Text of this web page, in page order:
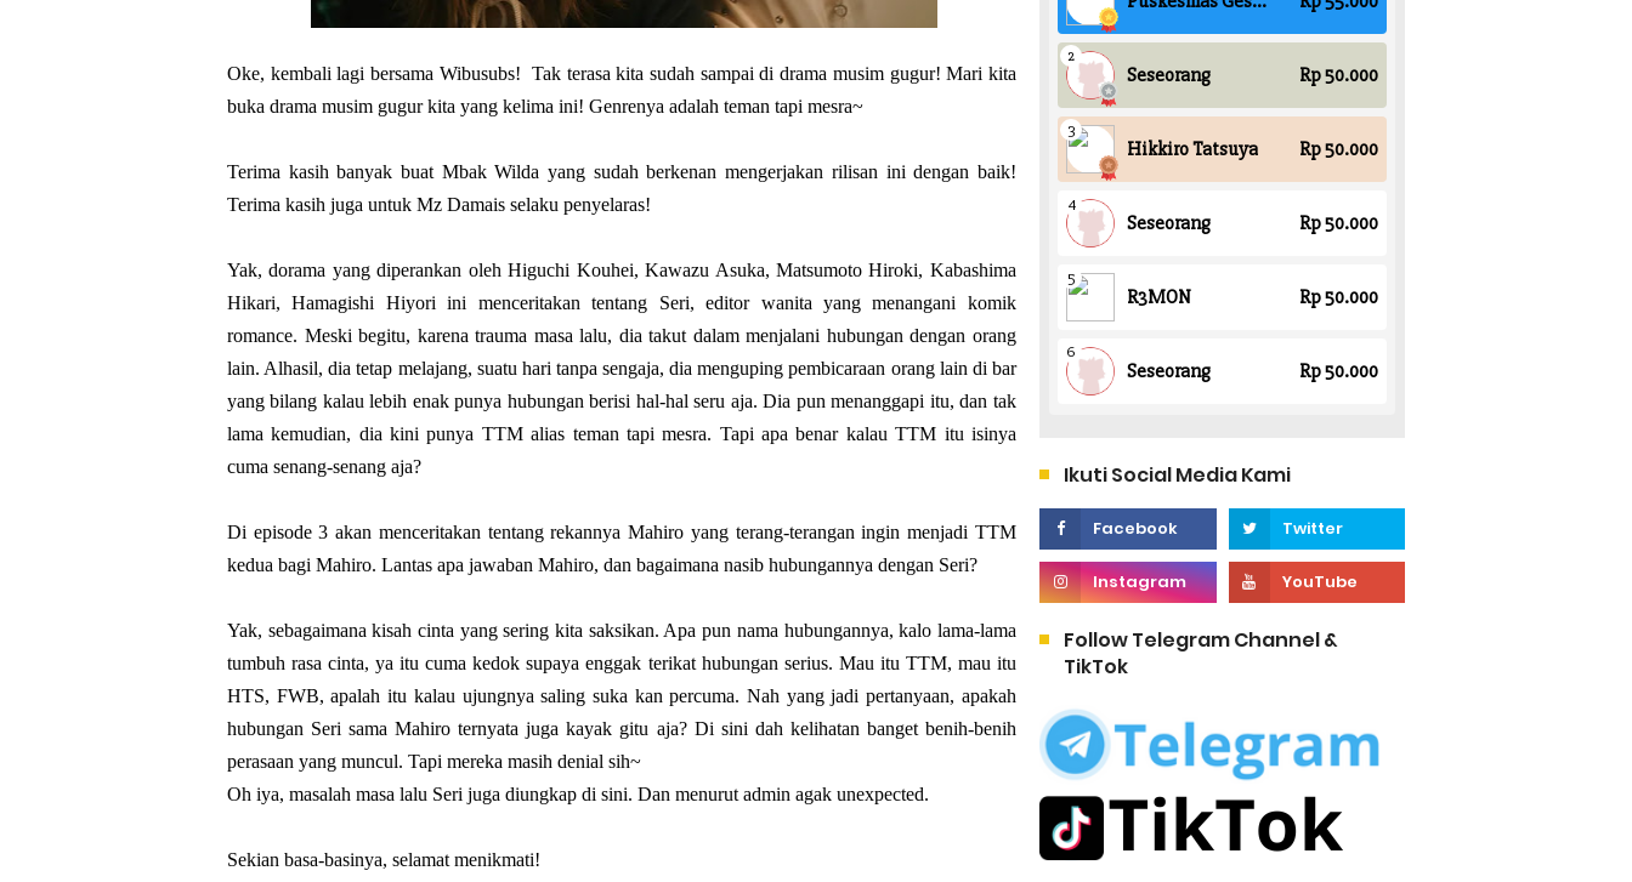
Oke, kembali lagi bersama Wibusubs! Tak terasa kita sudah sampai di drama musim gugur! Mari kita
buka drama musim gugur kita yang kelima ini! Genrenya adalah teman tapi mesra~
Terima kasih banyak buat Mbak Wilda yang sudah berkenan mengerjakan rilisan ini dengan baik!
Terima kasih juga untuk Mz Damais selaku penyelaras!
Yak, dorama yang diperankan oleh Higuchi Kouhei, Kawazu Asuka, Matsumoto Hiroki, Kabashima
Hikari, Hamagishi Hiyori ini menceritakan tentang Seri, editor wanita yang menangani komik
romance. Meski begitu, karena trauma masa lalu, dia takut dalam menjalani hubungan dengan orang
lain. Alhasil, dia tetap melajang, suatu hari tanpa sengaja, dia menguping pembicaraan orang lain di bar
yang bilang kalau lebih enak punya hubungan berisi hal-hal seru aja. Dia pun menanggapi itu, dan tak
lama kemudian, dia kini punya TTM alias teman tapi mesra. Tapi apa benar kalau TTM itu isinya
cuma senang-senang aja?
Di episode 3 akan menceritakan tentang rekannya Mahiro yang terang-terangan ingin menjadi TTM
kedua bagi Mahiro. Lantas apa jawaban Mahiro, dan bagaimana nasib hubungannya dengan Seri?
Yak, sebagaimana kisah cinta yang sering kita saksikan. Apa pun nama hubungannya, kalo lama-lama
tumbuh rasa cinta, ya itu cuma kedok supaya enggak terikat hubungan serius. Mau itu TTM, mau itu
HTS, FWB, apalah itu kalau ujungnya saling suka kan percuma. Nah yang jadi pertanyaan, apakah
hubungan Seri sama Mahiro ternyata juga kayak gitu aja? Di sini dah kelihatan banget benih-benih
perasaan yang muncul. Tapi mereka masih denial sih~
Oh iya, masalah masa lalu Seri juga diungkap di sini. Dan menurut admin agak unexpected.
Sekian basa-basinya, selamat menikmati!
Ikuti Social Media Kami
Follow Telegram Channel &
TikTok